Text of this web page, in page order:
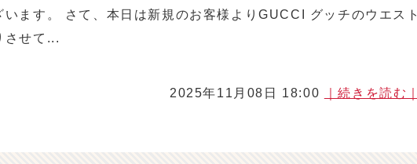
います。 さて、本日は新規のお客様よりGUCCI グッチのウエスト
させて...
2025年11月08日 18:00 ｜続きを読む｜